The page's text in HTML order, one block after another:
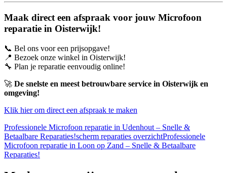
Maak direct een afspraak voor jouw Microfoon
reparatie in Oisterwijk!
📞 Bel ons voor een prijsopgave!
📍 Bezoek onze winkel in Oisterwijk!
🔧 Plan je reparatie eenvoudig online!
🚀 De snelste en meest betrouwbare service in Oisterwijk en
omgeving!
Klik hier om direct een afspraak te maken
Professionele Microfoon reparatie in Udenhout – Snelle &
Betaalbare Reparaties!scherm reparaties overzichtProfessionele
Microfoon reparatie in Loon op Zand – Snelle & Betaalbare
Reparaties!